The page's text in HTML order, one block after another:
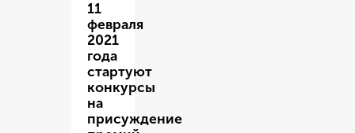
11
февраля
2021
года
стартуют
конкурсы
на
присуждение